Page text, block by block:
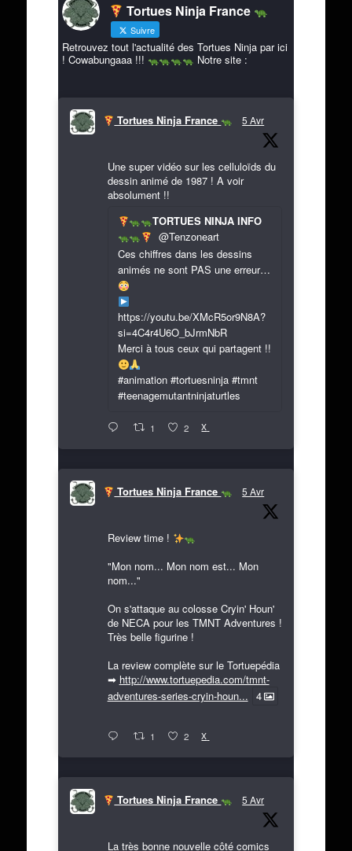
Tortues Ninja France
Suivre
Retrouvez tout l'actualité des Tortues Ninja par ici
! Cowabungaaa !!!
Notre site :
Tortues Ninja France 5 Avr
Une super vidéo sur les celluloïds du
dessin animé de 1987 ! A voir
absolument !!
TORTUES NINJA INFO
@Tenzoneart
Ces chiffres dans les dessins
animés ne sont PAS une erreur…
https://youtu.be/XMcR5or9N8A?
si=4C4r4U6O_bJrmNbR
Merci à tous ceux qui partagent !!
#animation #tortuesninja #tmnt
#teenagemutantninjaturtles
1 2 X
Tortues Ninja France 5 Avr
Review time !
"Mon nom... Mon nom est... Mon
nom..."
On s'attaque au colosse Cryin' Houn'
de NECA pour les TMNT Adventures !
Très belle figurine !
La review complète sur le Tortuepédia
➡ http://www.tortuepedia.com/tmnt-
adventures-series-cryin-houn... 4
1 2 X
Tortues Ninja France 5 Avr
La très bonne nouvelle côté comics